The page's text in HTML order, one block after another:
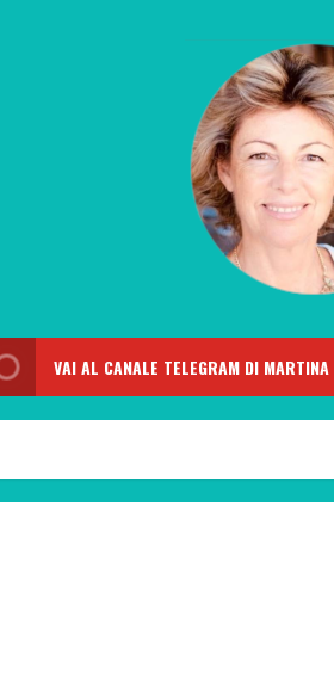
VAI AL CANALE TELEGRAM DI